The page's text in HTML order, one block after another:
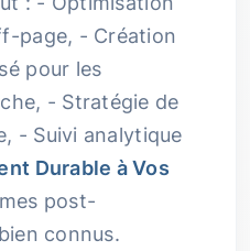
page, - Création
pour les
- Stratégie de
- Suivi analytique
Durable à Vos
post-
connus.